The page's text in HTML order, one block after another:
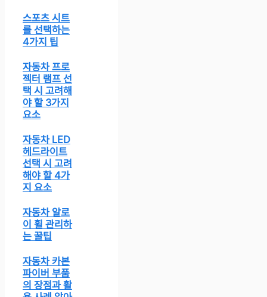
스포츠 시트
를 선택하는
4가지 팁
자동차 프로
젝터 램프 선
택 시 고려해
야 할 3가지
요소
자동차 LED
헤드라이트
선택 시 고려
해야 할 4가
지 요소
자동차 알로
이 휠 관리하
는 꿀팁
자동차 카본
파이버 부품
의 장점과 활